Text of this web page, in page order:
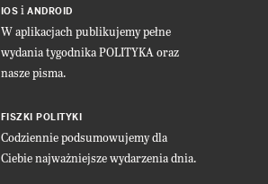
IOS i ANDROID
W aplikacjach publikujemy pełne
wydania tygodnika POLITYKA oraz
nasze pisma.
FISZKI POLITYKI
Codziennie podsumowujemy dla
Ciebie najważniejsze wydarzenia dnia.